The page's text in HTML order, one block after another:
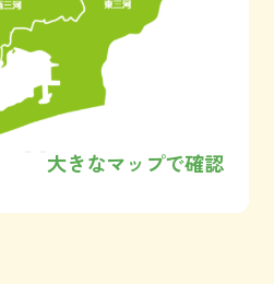
大きなマップで確認